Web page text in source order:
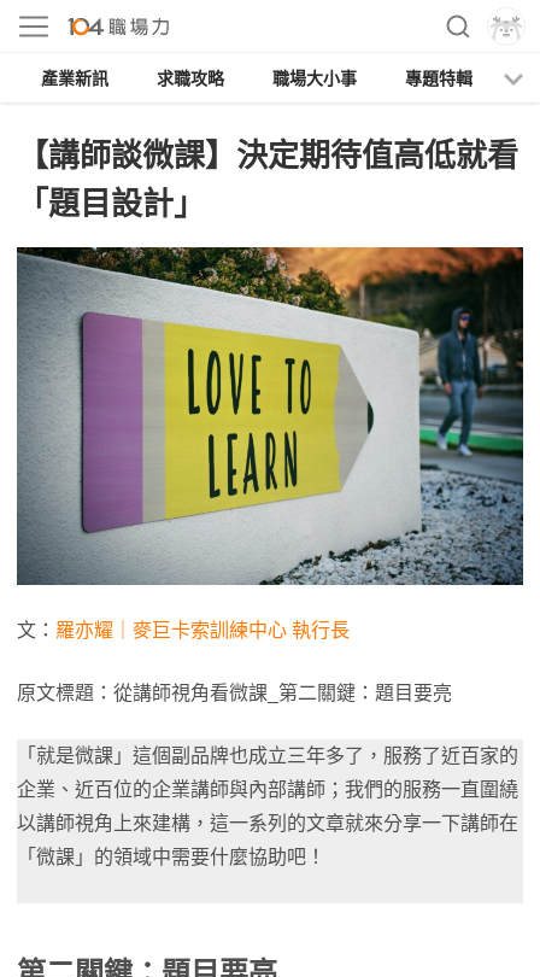
產業新訊 求職攻略 職場大小事 專題特輯
【講師談微課】決定期待值高低就看
「題目設計」
文： 羅亦耀｜麥巨卡索訓練中心 執行長
原文標題：從講師視角看微課_第二關鍵：題目要亮
「就是微課」這個副品牌也成立三年多了，服務了近百家的
企業、近百位的企業講師與內部講師；我們的服務一直圍繞
以講師視角上來建構，這一系列的文章就來分享一下講師在
「微課」的領域中需要什麼協助吧！